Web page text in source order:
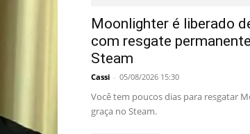
Moonlighter é liberado
com resgate
Steam
Cassi - 05/08/2026 15:30
Você tem poucos dias para resgatar
graça no Steam.